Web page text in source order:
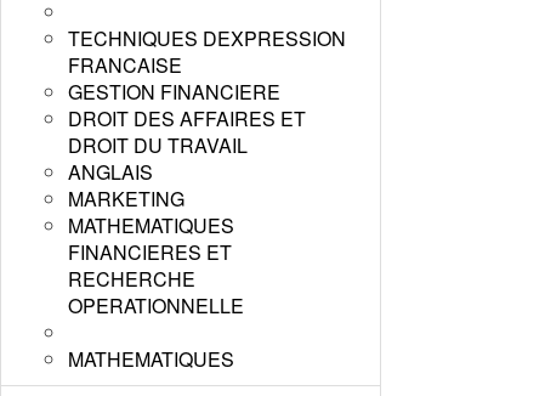
TECHNIQUES DEXPRESSION
FRANCAISE
GESTION FINANCIERE
DROIT DES AFFAIRES ET
DROIT DU TRAVAIL
ANGLAIS
MARKETING
MATHEMATIQUES
FINANCIERES ET
RECHERCHE
OPERATIONNELLE
MATHEMATIQUES